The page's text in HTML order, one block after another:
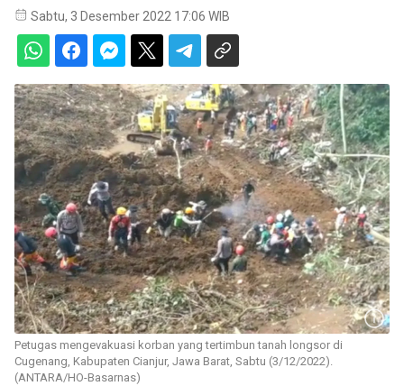
Sabtu, 3 Desember 2022 17:06 WIB
Petugas mengevakuasi korban yang tertimbun tanah longsor di
Cugenang, Kabupaten Cianjur, Jawa Barat, Sabtu (3/12/2022).
(ANTARA/HO-Basarnas)